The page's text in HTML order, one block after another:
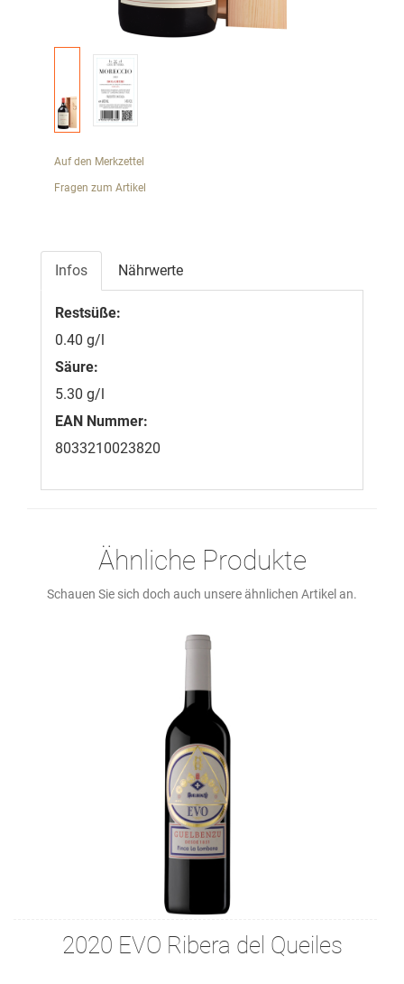
Auf den Merkzettel
Fragen zum Artikel
Infos Nährwerte
Restsüße:
0.40 g/l
Säure:
5.30 g/l
EAN Nummer:
8033210023820
Ähnliche Produkte
Schauen Sie sich doch auch unsere ähnlichen Artikel an.
2020 EVO Ribera del Queiles